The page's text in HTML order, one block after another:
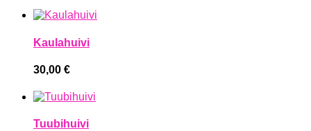
Kaulahuivi
30,00 €
Tuubihuivi